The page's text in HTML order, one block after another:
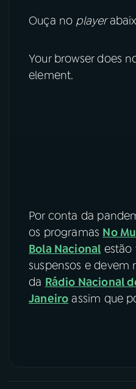
Ouça no player
Your browser does
element.
Por conta da
os programas No
Bola Nacional
suspensos e devem
da Rádio Nacional
Janeiro assim que